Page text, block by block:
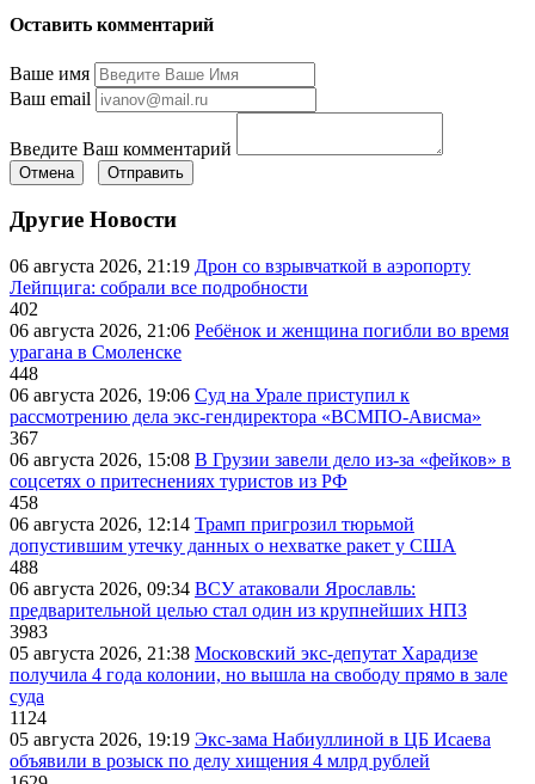
Оставить комментарий
Ваше имя
Ваш email
Введите Ваш комментарий
Отмена Отправить
Другие Новости
06 августа 2026, 21:19 Дрон со взрывчаткой в аэропорту
Лейпцига: собрали все подробности
402
06 августа 2026, 21:06 Ребёнок и женщина погибли во время
урагана в Смоленске
448
06 августа 2026, 19:06 Суд на Урале приступил к
рассмотрению дела экс-гендиректора «ВСМПО-Ависма»
367
06 августа 2026, 15:08 В Грузии завели дело из-за «фейков» в
соцсетях о притеснениях туристов из РФ
458
06 августа 2026, 12:14 Трамп пригрозил тюрьмой
допустившим утечку данных о нехватке ракет у США
488
06 августа 2026, 09:34 ВСУ атаковали Ярославль:
предварительной целью стал один из крупнейших НПЗ
3983
05 августа 2026, 21:38 Московский экс-депутат Харадизе
получила 4 года колонии, но вышла на свободу прямо в зале
суда
1124
05 августа 2026, 19:19 Экс-зама Набиуллиной в ЦБ Исаева
объявили в розыск по делу хищения 4 млрд рублей